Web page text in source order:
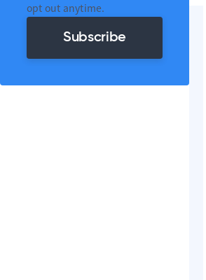
opt out anytime.